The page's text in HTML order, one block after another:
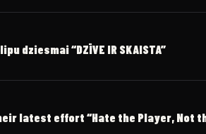
dziesmai “DZĪVE IR SKAISTA”
latest effort “Hate the Player, Not